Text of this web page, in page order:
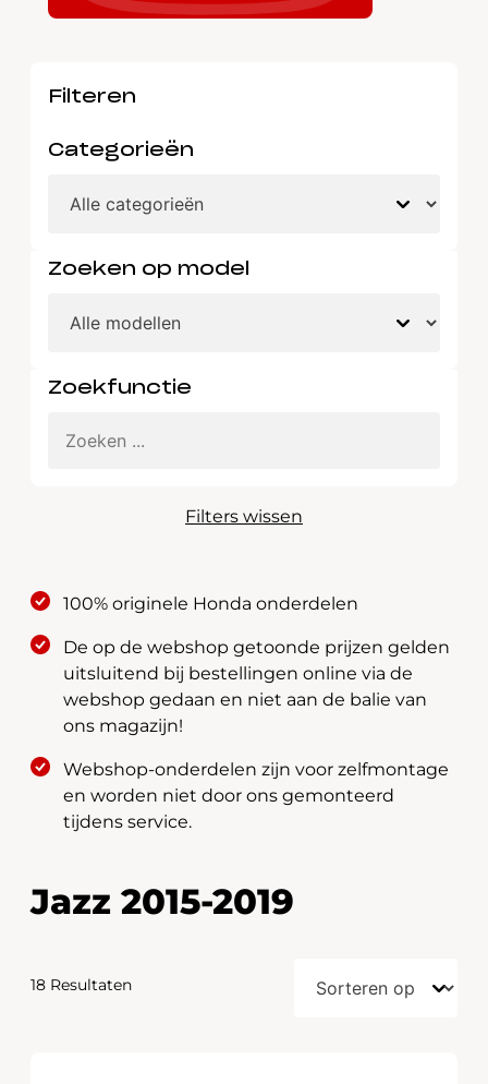
Filteren
Categorieën
Zoeken op model
Zoekfunctie
Filters wissen
100% originele Honda onderdelen
De op de webshop getoonde prijzen gelden
uitsluitend bij bestellingen online via de
webshop gedaan en niet aan de balie van
ons magazijn!
Webshop-onderdelen zijn voor zelfmontage
en worden niet door ons gemonteerd
tijdens service.
Jazz 2015-2019
18 Resultaten